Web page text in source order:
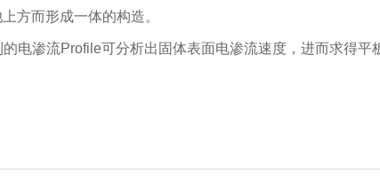
方而形成一体的构造。
电渗流Profile可分析出固体表面电渗流速度，进而求得平